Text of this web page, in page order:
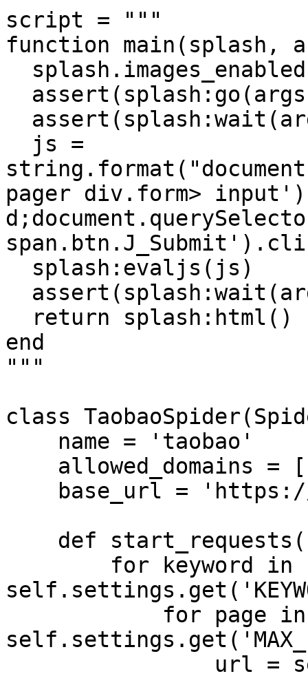
script = """
function main(splash,
pager div.form>
end
"""
class